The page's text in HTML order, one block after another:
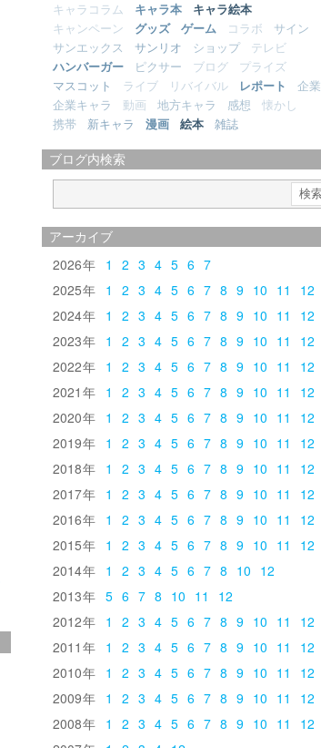
キャラコラム
キャラ本
キャラ絵本
キャンペーン
グッズ ゲーム コラボ
サイン
サンエックス
サンリオ ショップ
テレビ
ハンバーガー
ピクサー ブログ
プライズ
マスコット
ライブ リバイバル レポート
企業
企業キャラ
動画 地方キャラ 感想
懐かし
携帯
新キャラ 漫画 絵本 雑誌
ブログ内検索
アーカイブ
2026 1 2 3 4 5 6 7
2025
1 2 3 4 5 6 7 8 9 10 11
12
2024
1 2 3 4 5 6 7 8 9 10 11
12
2023
1 2 3 4 5 6 7 8 9 10 11
12
2022
1 2 3 4 5 6 7 8 9 10 11
12
2021
1 2 3 4 5 6 7 8 9 10 11
12
2020
1 2 3 4 5 6 7 8 9 10 11
12
2019
1 2 3 4 5 6 7 8 9 10 11
12
2018
1 2 3 4 5 6 7 8 9 10 11
12
2017
1 2 3 4 5 6 7 8 9 10 11
12
2016
1 2 3 4 5 6 7 8 9 10 11
12
2015
1 2 3 4 5 6 7 8 9 10 11
12
2014
1 2 3 4 5 6 7 8 10 12
2013
5 6 7 8 10 11
12
2012
1 2 3 4 5 6 7 8 9 10 11
12
2011
1 2 3 4 5 6 7 8 9 10 11
12
2010
1 2 3 4 5 6 7 8 9 10 11
12
2009
1 2 3 4 5 6 7 8 9 10 11
12
2008
1 2 3 4 5 6 7 8 9 10 11
12